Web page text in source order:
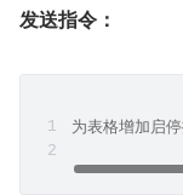
发送指令：
为表格增加启